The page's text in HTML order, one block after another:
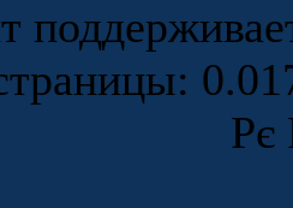
Рє